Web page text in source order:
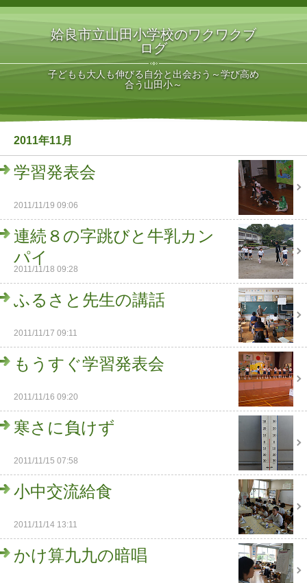
姶良市立山田小学校のワクワクブ
ログ
子どもも大人も伸びる自分と出会おう～学び高め
合う山田小～
2011年11月
学習発表会
2011/11/19 09:06
連続８の字跳びと牛乳カン
パイ
2011/11/18 09:28
ふるさと先生の講話
2011/11/17 09:11
もうすぐ学習発表会
2011/11/16 09:20
寒さに負けず
2011/11/15 07:58
小中交流給食
2011/11/14 13:11
かけ算九九の暗唱